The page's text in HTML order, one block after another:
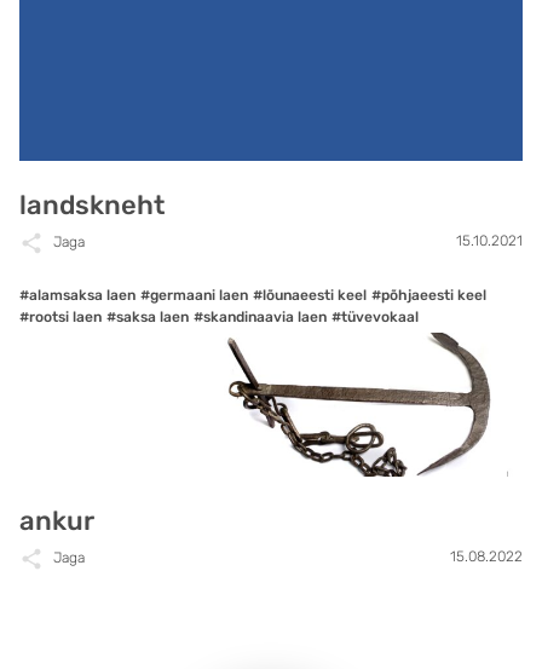
landskneht
Jaga 15.10.2021
#alamsaksa laen #germaani laen #lõunaeesti keel #põhjaeesti keel
#rootsi laen #saksa laen #skandinaavia laen #tüvevokaal
ankur
Jaga 15.08.2022